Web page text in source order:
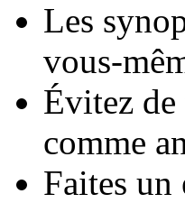
Les
vous-
Évitez de
comme
Faites